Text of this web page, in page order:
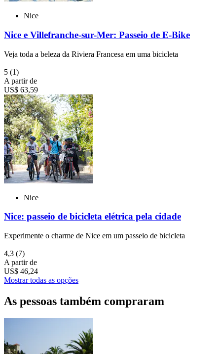
Nice
Nice e Villefranche-sur-Mer: Passeio de E-Bike
Veja toda a beleza da Riviera Francesa em uma bicicleta
5 (1)
A partir de
US$ 63,59
Nice
Nice: passeio de bicicleta elétrica pela cidade
Experimente o charme de Nice em um passeio de bicicleta
4,3 (7)
A partir de
US$ 46,24
Mostrar todas as opções
As pessoas também compraram